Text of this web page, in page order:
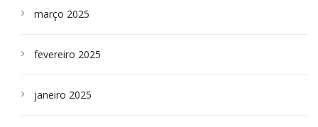
março 2025
fevereiro 2025
janeiro 2025